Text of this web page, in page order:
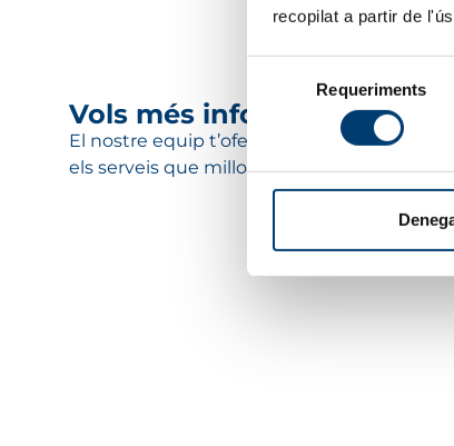
recopilat a partir de
consentiment
Requeriments
Vols més informació?
El nostre equip t’oferirà una proposta
els serveis que millor s’adaptin a les teves